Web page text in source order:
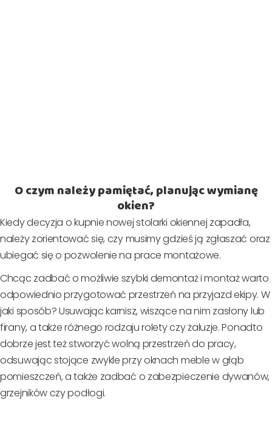
O czym należy pamiętać, planując wymianę
okien?
Kiedy decyzja o kupnie nowej stolarki okiennej zapadła,
należy zorientować się, czy musimy gdzieś ją zgłaszać oraz
ubiegać się o pozwolenie na prace montażowe.
Chcąc zadbać o możliwie szybki demontaż i montaż warto
odpowiednio przygotować przestrzeń na przyjazd ekipy. W
jaki sposób? Usuwając karnisz, wiszące na nim zasłony lub
firany, a także różnego rodzaju rolety czy żaluzje. Ponadto
dobrze jest też stworzyć wolną przestrzeń do pracy,
odsuwając stojące zwykle przy oknach meble w głąb
pomieszczeń, a także zadbać o zabezpieczenie dywanów,
grzejników czy podłogi.